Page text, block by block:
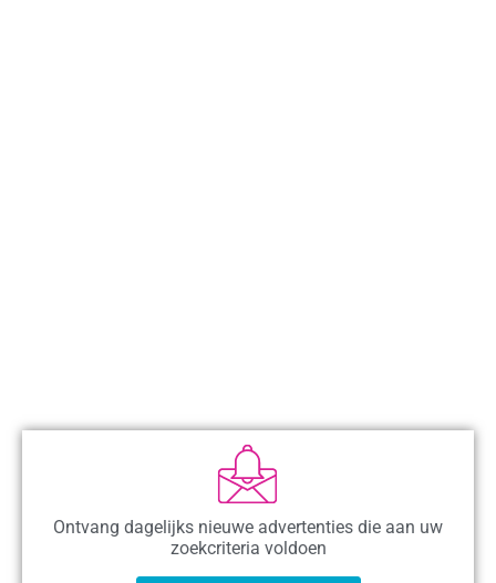
Ontvang dagelijks nieuwe advertenties die aan uw
zoekcriteria voldoen